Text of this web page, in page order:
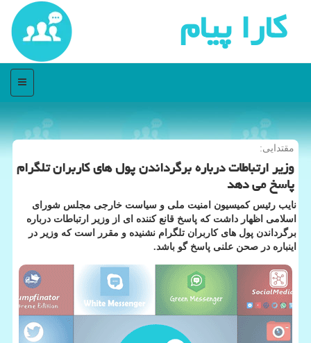
كارا پیام
منو
مقتدایی:
وزیر ارتباطات درباره برگرداندن پول های كاربران تلگرام
پاسخ می دهد
نایب رئیس کمیسیون امنیت ملی و سیاست خارجی مجلس شورای
اسلامی اظهار داشت که پاسخ قانع کننده ای از وزیر ارتباطات درباره
برگرداندن پول های کاربران تلگرام نشنیده و مقرر است که وزیر در
اینباره در صحن علنی پاسخ گو باشد.